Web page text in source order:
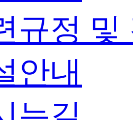
규정 및
안내